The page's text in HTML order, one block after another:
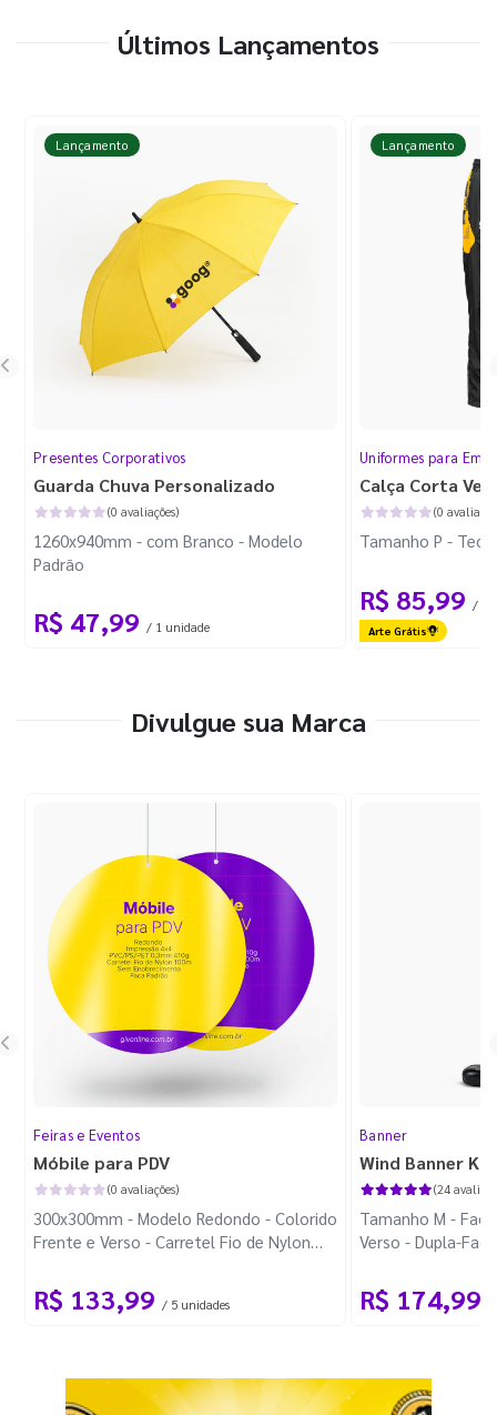
Últimos Lançamentos
Lançamento
Presentes Corporativos
Guarda Chuva Personalizado
(0 avaliações)
1260x940mm - com Branco - Modelo
Padrão
R$ 47,99 / 1 unidade
Lançamento
Uniformes para
Calça Corta
(0
Tamanho P -
R$ 85,99 / 1
Arte Grátis
Divulgue sua Marca
Feiras e Eventos
Móbile para PDV
(0 avaliações)
300x300mm - Modelo Redondo - Colorido
Frente e Verso - Carretel Fio de Nylon
R$ 133,99 / 5 unidades
Banner
Wind Banner
(24
Tamanho M -
Verso - Dupla-
R$ 174,99